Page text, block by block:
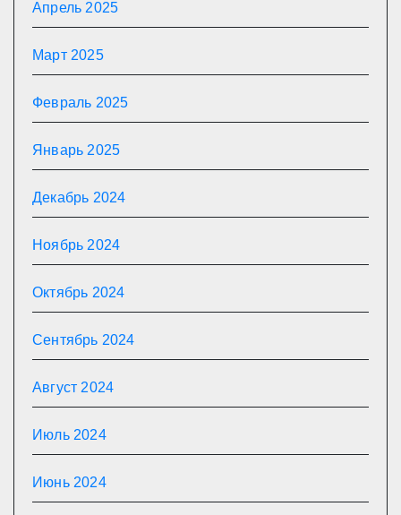
Апрель 2025
Март 2025
Февраль 2025
Январь 2025
Декабрь 2024
Ноябрь 2024
Октябрь 2024
Сентябрь 2024
Август 2024
Июль 2024
Июнь 2024